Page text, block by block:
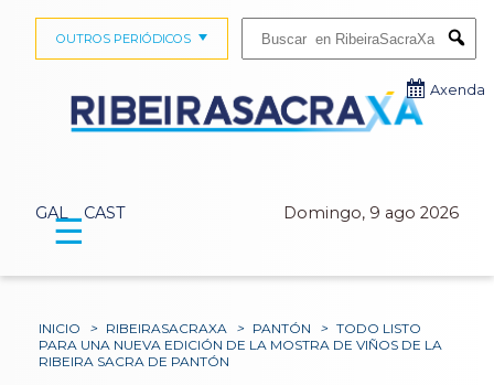
GAL CAST Domingo, 9 ago 2026
OUTROS PERIÓDICOS
Axenda
☰
INICIO > RIBEIRASACRAXA > PANTÓN > TODO LISTO
PARA UNA NUEVA EDICIÓN DE LA MOSTRA DE VIÑOS DE LA
RIBEIRA SACRA DE PANTÓN